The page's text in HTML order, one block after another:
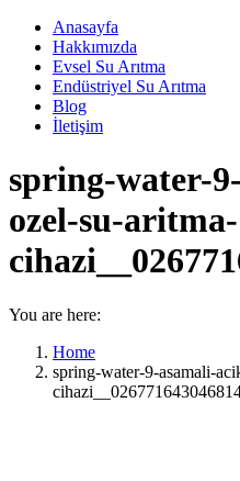
Anasayfa
Hakkımızda
Evsel Su Arıtma
Endüstriyel Su Arıtma
Blog
İletişim
spring-water-
ozel-su-aritma-
You are here:
Home
spring-water-9-asamali-